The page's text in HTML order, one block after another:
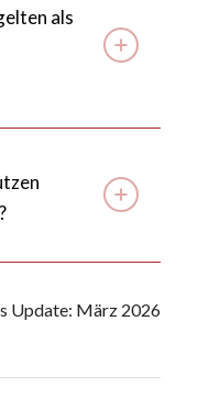
als
Update: März 2026